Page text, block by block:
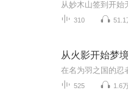
310 51.1
从火影开始梦
525 1.6